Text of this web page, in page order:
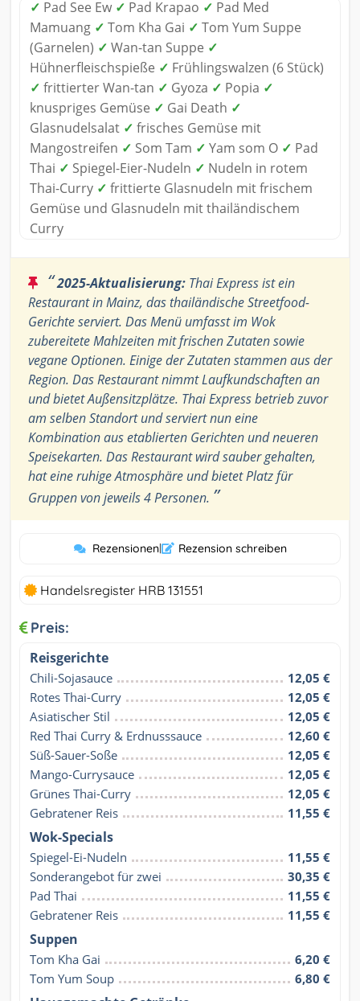
✓ Pad See Ew ✓ Pad Krapao ✓ Pad Med
Mamuang ✓ Tom Kha Gai ✓ Tom Yum Suppe
(Garnelen) ✓ Wan-tan Suppe ✓
Hühnerfleischspieße ✓ Frühlingswalzen (6 Stück)
✓ frittierter Wan-tan ✓ Gyoza ✓ Popia ✓
knuspriges Gemüse ✓ Gai Death ✓
Glasnudelsalat ✓ frisches Gemüse mit
Mangostreifen ✓ Som Tam ✓ Yam som O ✓ Pad
Thai ✓ Spiegel-Eier-Nudeln ✓ Nudeln in rotem
Thai-Curry ✓ frittierte Glasnudeln mit frischem
Gemüse und Glasnudeln mit thailändischem
Curry
“2025-Aktualisierung: Thai Express ist ein
Restaurant in Mainz, das thailändische Streetfood-
Gerichte serviert. Das Menü umfasst im Wok
zubereitete Mahlzeiten mit frischen Zutaten sowie
vegane Optionen. Einige der Zutaten stammen aus der
Region. Das Restaurant nimmt Laufkundschaften an
und bietet Außensitzplätze. Thai Express betrieb zuvor
am selben Standort und serviert nun eine
Kombination aus etablierten Gerichten und neueren
Speisekarten. Das Restaurant wird sauber gehalten,
hat eine ruhige Atmosphäre und bietet Platz für
Gruppen von jeweils 4 Personen. ”
Rezensionen| Rezension schreiben
Handelsregister HRB 131551
Preis:
Reisgerichte
Chili-Sojasauce
12,05 €
Rotes Thai-Curry
12,05 €
Asiatischer Stil
12,05 €
Red Thai Curry & Erdnusssauce
12,60 €
Süß-Sauer-Soße
12,05 €
Mango-Currysauce
12,05 €
Grünes Thai-Curry
12,05 €
Gebratener Reis
11,55 €
Wok-Specials
Spiegel-Ei-Nudeln
11,55 €
Sonderangebot für zwei
30,35 €
Pad Thai
11,55 €
Gebratener Reis
11,55 €
Suppen
Tom Kha Gai
6,20 €
Tom Yum Soup
6,80 €